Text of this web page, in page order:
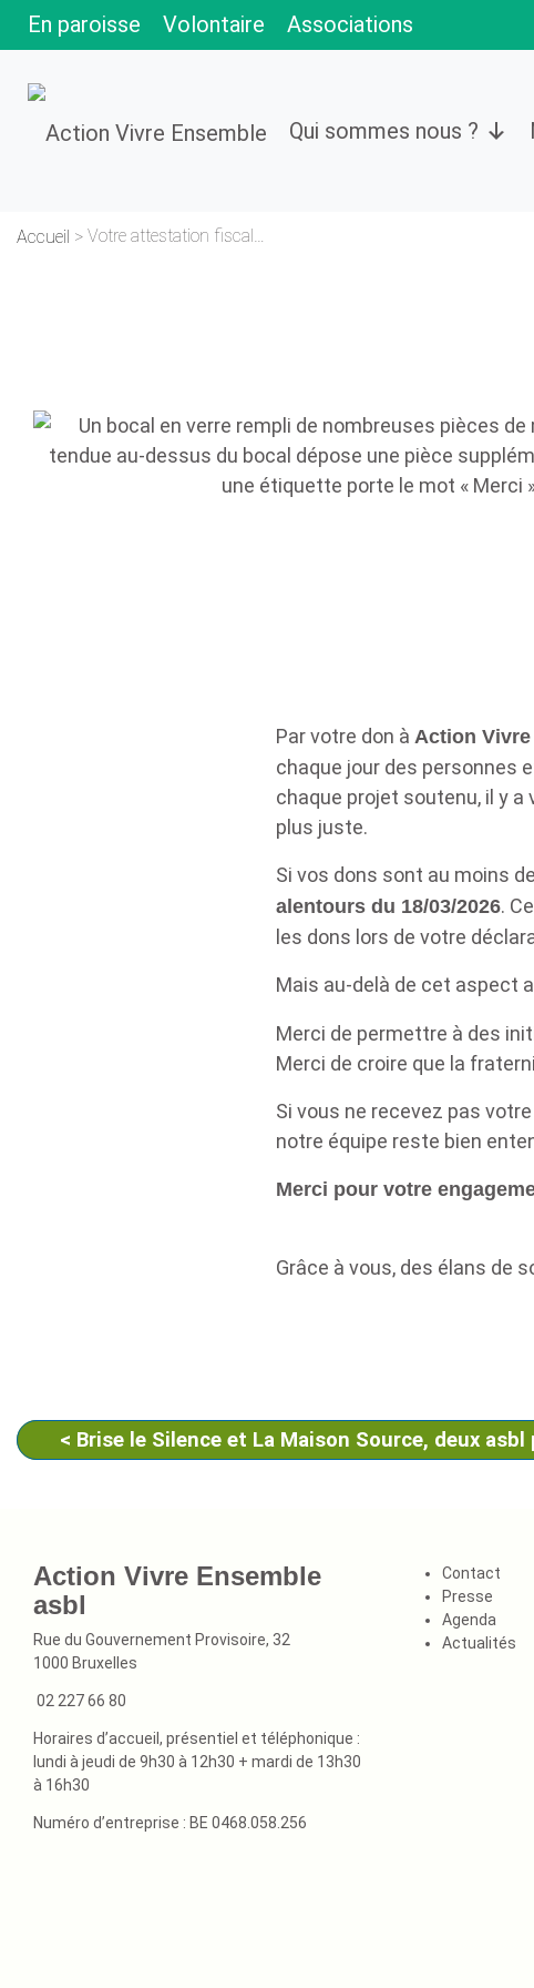
SkipEn paroisse Volontaire Associations
Qui sommes nous ?
Accueil > Votre attestation fiscale arrive bientôt
Par votre don à Action
chaque jour des personnes
chaque projet soutenu, il y
plus juste.
Si vos dons sont au moins de
alentours du 18/03/2026.
les dons lors de votre
Mais au-delà de cet aspect
Merci de permettre à des
Merci de croire que la
Si vous ne recevez pas
notre équipe reste bien
Merci pour votre
Grâce à vous, des élans de
< Brise le Silence et La Maison Source, deux asbl
Action Vivre Ensemble
asbl
Rue du Gouvernement Provisoire, 32
1000 Bruxelles
02 227 66 80
Horaires d’accueil, présentiel et téléphonique :
lundi à jeudi de 9h30 à 12h30 + mardi de 13h30
à 16h30
Numéro d’entreprise : BE 0468.058.256
Contact
Presse
Agenda
Actualités